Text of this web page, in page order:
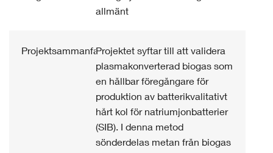
allmänt
Projektsammanfattning:Projektet syftar till att validera
plasmakonverterad biogas som
en hållbar föregångare för
produktion av batterikvalitativt
hårt kol för natriumjonbatterier
(SIB). I denna metod
sönderdelas metan från biogas